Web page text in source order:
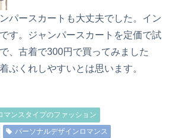
パースカートも大丈夫でした。イン
す。ジャンパースカートを定価で試
、古着で300円で買ってみました
ぶくれしやすいとは思います。
マンスタイプのファッション
パーソナルデザインロマンス